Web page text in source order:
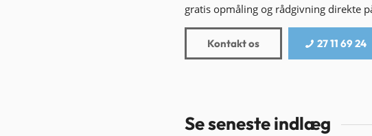
gratis opmåling og rådgivning direkte
Kontakt os 27 11 69 24
Se seneste indlæg